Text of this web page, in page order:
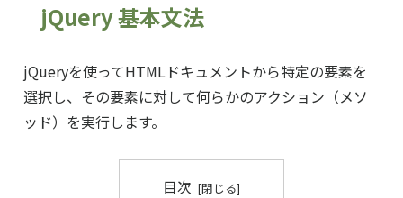
jQuery 基本文法
jQueryを使ってHTMLドキュメントから特定の要素を
選択し、その要素に対して何らかのアクション（メソ
ッド）を実行します。
目次